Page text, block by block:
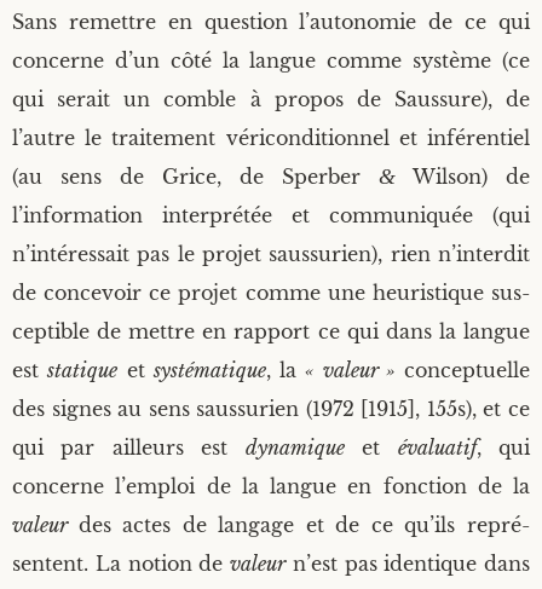
Sans remettre en ques­tion l’autonomie de ce qui
concerne d’un côté la langue comme sys­tème (ce
qui serait un comble à pro­pos de Saus­sure), de
l’autre le trai­te­ment véri­con­di­tion­nel et infé­ren­tiel
(au sens de Grice, de Sper­ber & Wil­son) de
l’information inter­pré­tée et com­mu­ni­quée (qui
n’intéressait pas le pro­jet saus­su­rien), rien n’interdit
de conce­voir ce pro­jet comme une heu­ris­tique sus­
cep­tible de mettre en rap­port ce qui dans la langue
eststa­tique etsys­té­ma­tique, la« valeur » concep­tuelle
des signes au sens saus­su­rien (1972 [1915], 155s), et ce
qui par ailleurs est dyna­miqueet éva­lua­tif, qui
concerne l’emploi de la langue en fonc­tion de la
valeur des actes de lan­gage et de ce qu’ils repré­
sentent. La notion de valeurn’est pas iden­tique dans